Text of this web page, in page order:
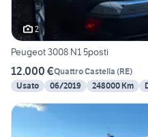
2
Peugeot 3008 N1 5posti
12.000 €Quattro Castella (RE)
Usato
06/2019 248000 Km